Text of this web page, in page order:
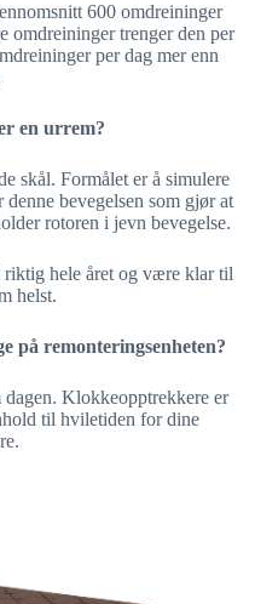
600 omdreininger
omdreininger trenger den per
per dag mer enn
en urrem?
skål. Formålet er å simulere
bevegelsen som gjør at
rotoren i jevn bevegelse.
hele året og være klar til
helst.
på remonteringsenheten?
Klokkeopptrekkere er
til hviletiden for dine